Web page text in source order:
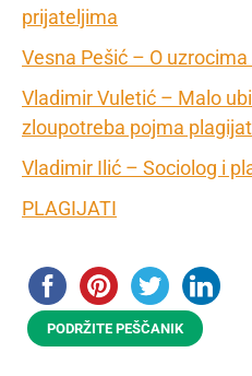
prijateljima
Vesna Pešić – O
Vladimir Vuletić – Malo
zloupotreba pojma plagijat
Vladimir Ilić – Sociolog i
PLAGIJATI
PODRŽITE PEŠČANIK